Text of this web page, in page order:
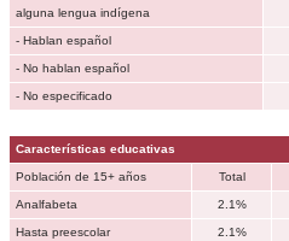
alguna lengua indígena
- Hablan español
- No hablan español
- No especificado
Características educativas
Población de 15+ años Total
Analfabeta 2.1%
Hasta preescolar 2.1%